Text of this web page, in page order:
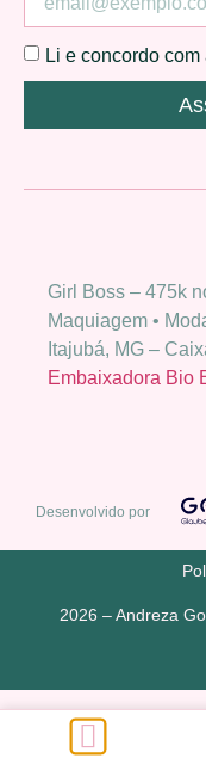
Girl Boss – 475k
Maquiagem •
Itajubá, MG –
Embaixadora Bio
Li e concordo com
Desenvolvido por
2026 – Andreza